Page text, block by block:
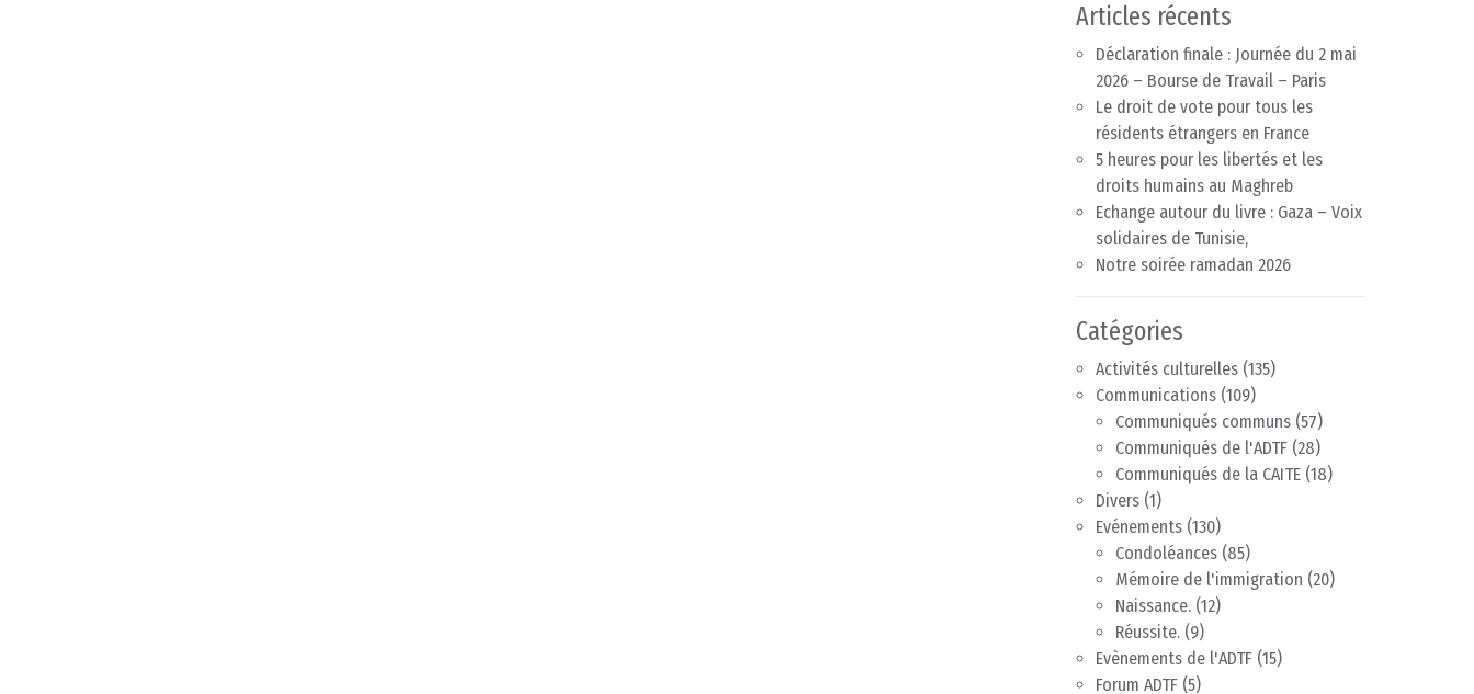
Articles récents
Déclaration finale : Journée du 2 mai
2026 – Bourse de Travail – Paris
Le droit de vote pour tous les
résidents étrangers en France
5 heures pour les libertés et les
droits humains au Maghreb
Echange autour du livre : Gaza – Voix
solidaires de Tunisie,
Notre soirée ramadan 2026
Catégories
Activités culturelles (135)
Communications (109)
Communiqués communs (57)
Communiqués de l'ADTF (28)
Communiqués de la CAITE (18)
Divers (1)
Evénements (130)
Condoléances (85)
Mémoire de l'immigration (20)
Naissance. (12)
Réussite. (9)
Evènements de l'ADTF (15)
Forum ADTF (5)